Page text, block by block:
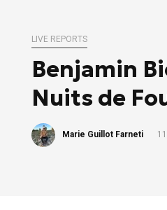
LIVE REPORTS
Benjamin
Nuits de
Marie Guillot Farneti